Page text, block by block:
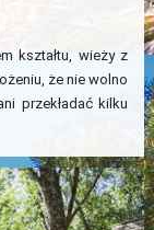
×
kształtu, wieży z
że nie wolno
przekładać kilku